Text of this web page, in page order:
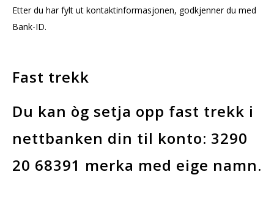
Etter du har fylt ut kontaktinformasjonen, godkjenner du med
Bank-ID.
Fast trekk
Du kan òg setja opp fast trekk i
nettbanken din til konto: 3290
20 68391 merka med eige namn.